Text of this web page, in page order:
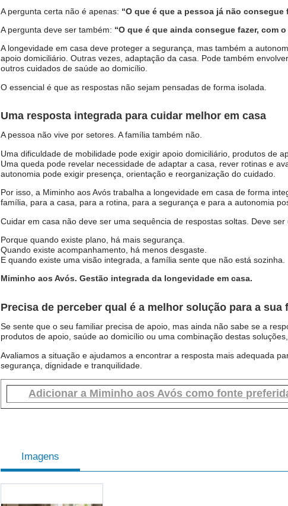
A pergunta certa não é apenas: “O que é que a pessoa já não consegue
A pergunta deve ser também: “O que é que ainda consegue fazer, com
A longevidade em casa deve proteger a segurança, mas também a
apoio domiciliário. Outras vezes, adaptação da casa. Pode também
outros cuidados de saúde ao domicílio.
O essencial é que as respostas não sejam pensadas de forma isolada.
Uma resposta integrada para cuidar melhor em casa
A pessoa não vive por setores. A família também não.
Uma dificuldade de mobilidade pode exigir apoio domiciliário, produtos de
Uma queda pode revelar necessidade de adaptar a casa, rever rotinas e
autonomia pode exigir presença, orientação e reorganização do cuidado.
Por isso, a Miminho aos Avós trabalha a longevidade em casa de forma
família, para a casa, para a rotina, para a segurança e para a autonomia
Cuidar em casa não deve ser uma sequência de respostas soltas. Deve ser
Porque quando existe plano, há mais segurança.
Quando existe acompanhamento, há menos desgaste.
E quando existe uma visão integrada, a família sente que não está sozinha.
Miminho aos Avós. Gestão integrada da longevidade em casa.
Precisa de perceber qual é a melhor solução para a sua
Se sente que o seu familiar precisa de apoio, mas ainda não sabe se a
produtos de apoio, saúde ao domicílio ou uma combinação destas
Avaliamos a situação e ajudamos a encontrar a resposta mais adequada
segurança, dignidade e tranquilidade.
Adicionar a Miminho aos Avós como fonte
Imagens